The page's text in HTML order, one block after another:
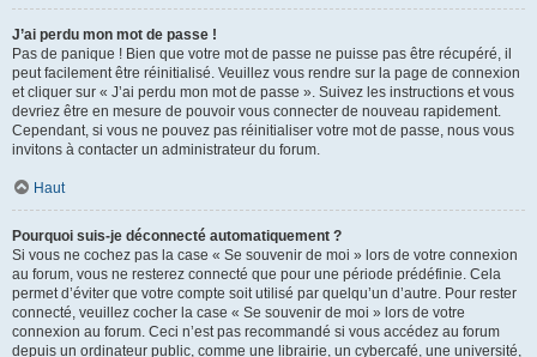
J’ai perdu mon mot de passe !
Pas de panique ! Bien que votre mot de passe ne puisse pas être récupéré, il
peut facilement être réinitialisé. Veuillez vous rendre sur la page de connexion
et cliquer sur « J’ai perdu mon mot de passe ». Suivez les instructions et vous
devriez être en mesure de pouvoir vous connecter de nouveau rapidement.
Cependant, si vous ne pouvez pas réinitialiser votre mot de passe, nous vous
invitons à contacter un administrateur du forum.
Haut
Pourquoi suis-je déconnecté automatiquement ?
Si vous ne cochez pas la case « Se souvenir de moi » lors de votre connexion
au forum, vous ne resterez connecté que pour une période prédéfinie. Cela
permet d’éviter que votre compte soit utilisé par quelqu’un d’autre. Pour rester
connecté, veuillez cocher la case « Se souvenir de moi » lors de votre
connexion au forum. Ceci n’est pas recommandé si vous accédez au forum
depuis un ordinateur public, comme une librairie, un cybercafé, une université,